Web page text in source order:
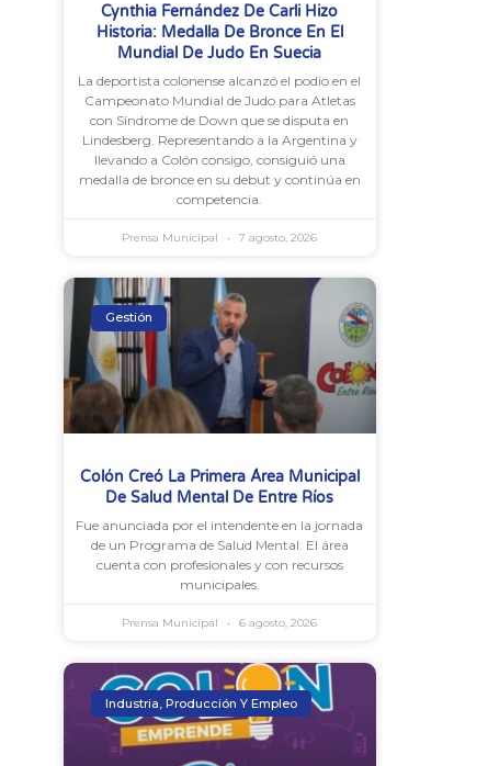
Cynthia Fernández De Carli Hizo
Historia: Medalla De Bronce En El
Mundial De Judo En Suecia
La deportista colonense alcanzó el podio en el
Campeonato Mundial de Judo para Atletas
con Síndrome de Down que se disputa en
Lindesberg. Representando a la Argentina y
llevando a Colón consigo, consiguió una
medalla de bronce en su debut y continúa en
competencia.
Prensa Municipal 7 agosto, 2026
Gestión
Colón Creó La Primera Área Municipal
De Salud Mental De Entre Ríos
Fue anunciada por el intendente en la jornada
de un Programa de Salud Mental. El área
cuenta con profesionales y con recursos
municipales.
Prensa Municipal 6 agosto, 2026
Industria, Producción Y Empleo